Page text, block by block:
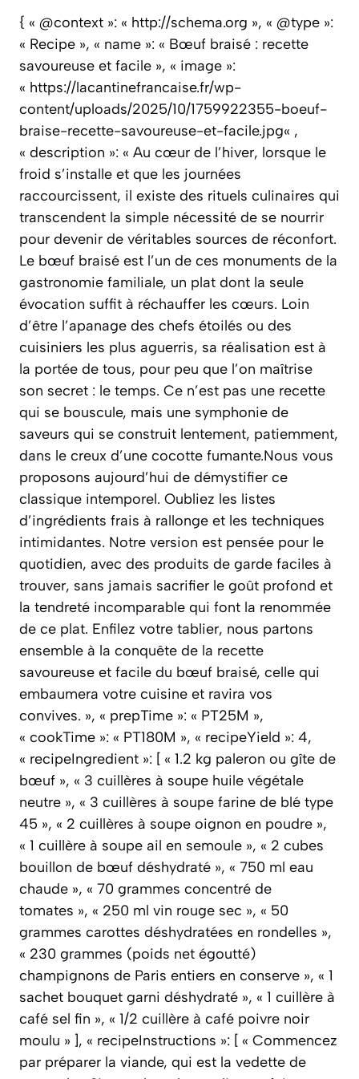
{ « @context »: « http://schema.org », « @type »:
« Recipe », « name »: « Bœuf braisé : recette
savoureuse et facile », « image »:
« https://lacantinefrancaise.fr/wp-
content/uploads/2025/10/1759922355-boeuf-
braise-recette-savoureuse-et-facile.jpg« ,
« description »: « Au cœur de l’hiver, lorsque le
froid s’installe et que les journées
raccourcissent, il existe des rituels culinaires qui
transcendent la simple nécessité de se nourrir
pour devenir de véritables sources de réconfort.
Le bœuf braisé est l’un de ces monuments de la
gastronomie familiale, un plat dont la seule
évocation suffit à réchauffer les cœurs. Loin
d’être l’apanage des chefs étoilés ou des
cuisiniers les plus aguerris, sa réalisation est à
la portée de tous, pour peu que l’on maîtrise
son secret : le temps. Ce n’est pas une recette
qui se bouscule, mais une symphonie de
saveurs qui se construit lentement, patiemment,
dans le creux d’une cocotte fumante.Nous vous
proposons aujourd’hui de démystifier ce
classique intemporel. Oubliez les listes
d’ingrédients frais à rallonge et les techniques
intimidantes. Notre version est pensée pour le
quotidien, avec des produits de garde faciles à
trouver, sans jamais sacrifier le goût profond et
la tendreté incomparable qui font la renommée
de ce plat. Enfilez votre tablier, nous partons
ensemble à la conquête de la recette
savoureuse et facile du bœuf braisé, celle qui
embaumera votre cuisine et ravira vos
convives. », « prepTime »: « PT25M »,
« cookTime »: « PT180M », « recipeYield »: 4,
« recipeIngredient »: [ « 1.2 kg paleron ou gîte de
bœuf », « 3 cuillères à soupe huile végétale
neutre », « 3 cuillères à soupe farine de blé type
45 », « 2 cuillères à soupe oignon en poudre »,
« 1 cuillère à soupe ail en semoule », « 2 cubes
bouillon de bœuf déshydraté », « 750 ml eau
chaude », « 70 grammes concentré de
tomates », « 250 ml vin rouge sec », « 50
grammes carottes déshydratées en rondelles »,
« 230 grammes (poids net égoutté)
champignons de Paris entiers en conserve », « 1
sachet bouquet garni déshydraté », « 1 cuillère à
café sel fin », « 1/2 cuillère à café poivre noir
moulu » ], « recipeInstructions »: [ « Commencez
par préparer la viande, qui est la vedette de